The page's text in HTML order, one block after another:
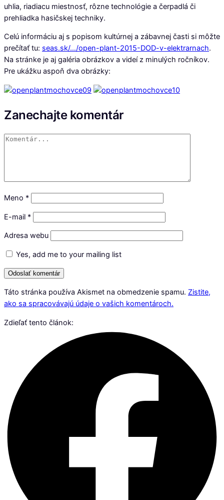
uhlia, riadiacu miestnosť, rôzne technológie a čerpadlá či
prehliadka hasičskej techniky.
Celú informáciu aj s popisom kultúrnej a zábavnej časti si môžte
prečítať tu: seas.sk/…/open-plant-2015-DOD-v-elektrarnach.
Na stránke je aj galéria obrázkov a videí z minulých ročníkov.
Pre ukážku aspoň dva obrázky:
Zanechajte komentár
Meno *
E-mail *
Adresa webu
Yes, add me to your mailing list
Táto stránka používa Akismet na obmedzenie spamu. Zistite,
ako sa spracovávajú údaje o vašich komentároch.
Zdieľať tento článok: